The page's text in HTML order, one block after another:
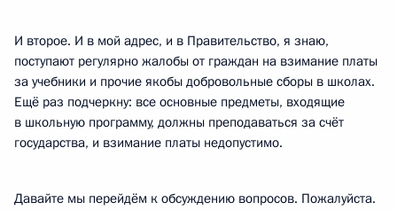
И второе. И в мой адрес, и в Правительство, я знаю,
поступают регулярно жалобы от граждан на взимание платы
за учебники и прочие якобы добровольные сборы в школах.
Ещё раз подчеркну: все основные предметы, входящие
в школьную программу, должны преподаваться за счёт
государства, и взимание платы недопустимо.
Давайте мы перейдём к обсуждению вопросов. Пожалуйста.